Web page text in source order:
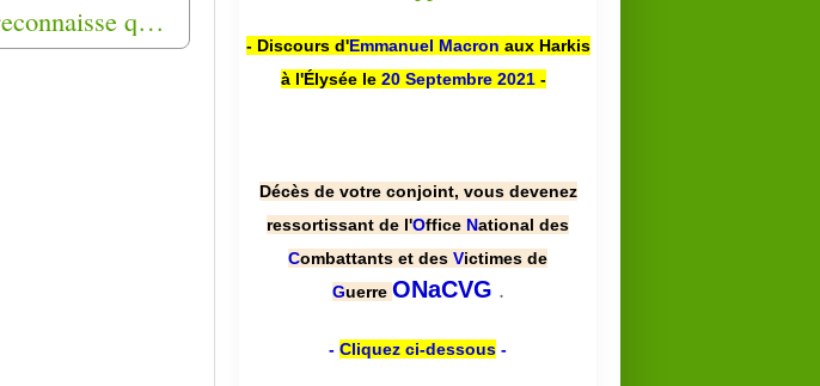
Que la france reconnaisse qu'elle n'a pas protéger ses enfants
- Discours d'Emmanuel Macron aux Harkis
à l'Élysée le 20 Septembre 2021 -
Décès de votre conjoint, vous devenez
ressortissant de l'Office National des
Combattants et des Victimes de
Guerre ONaCVG .
- Cliquez ci-dessous -